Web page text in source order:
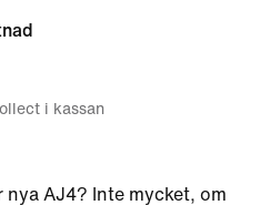
i kassan
nya AJ4? Inte mycket, om